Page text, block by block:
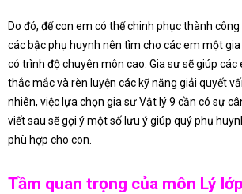
Do đó, để con em có thể chinh phục thành
các bậc phụ huynh nên tìm cho các em một
có trình độ chuyên môn cao. Gia sư sẽ giúp các
thắc mắc và rèn luyện các kỹ năng giải quyết
nhiên, việc lựa chọn gia sư Vật lý 9 cần có sự
viết sau sẽ gợi ý một số lưu ý giúp quý phụ
phù hợp cho con.
Tầm quan trọng của môn Lý